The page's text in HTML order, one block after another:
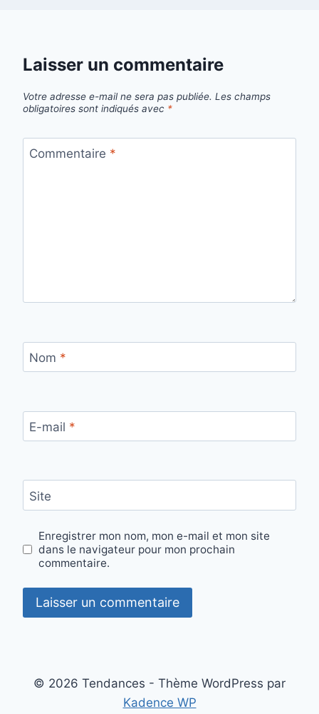
Laisser un commentaire
Votre adresse e-mail ne sera pas publiée. Les champs
obligatoires sont indiqués avec *
Commentaire *
Nom *
E-mail *
Site
Enregistrer mon nom, mon e-mail et mon site
dans le navigateur pour mon prochain
commentaire.
© 2026 Tendances - Thème WordPress par
Kadence WP